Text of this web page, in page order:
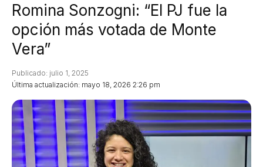
Romina Sonzogni: “El PJ fue la
opción más votada de Monte
Vera”
Última actualización: mayo 18, 2026 2:26 pm
Publicado: julio 1, 2025